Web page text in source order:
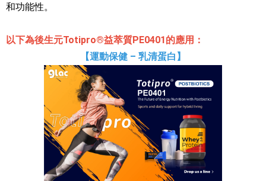
和功能性。
以下為後生元Totipro®益萃質PE0401的應用：
【運動保健 – 乳清蛋白】